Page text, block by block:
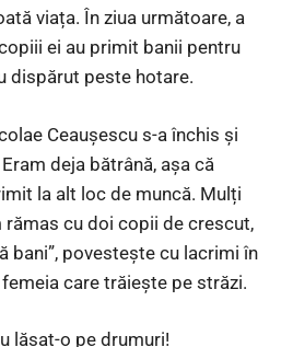
viața. În ziua următoare, a
ei au primit banii pentru
dispărut peste hotare.
Ceaușescu s-a închis și
deja bătrână, așa că
la alt loc de muncă. Mulți
rămas cu doi copii de crescut,
bani”, povestește cu lacrimi în
care trăiește pe străzi.
lăsat-o pe drumuri!